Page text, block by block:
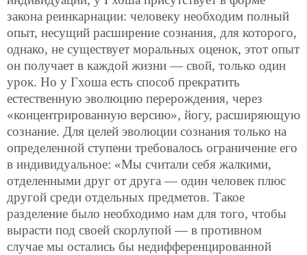
закона реинкарнации: человеку необходим полный
опыт, несущий расширение сознания, для которого,
однако, не существует моральных оценок, этот опыт
он получает в каждой жизни — свой, только один
урок. Но у Гхоша есть способ прекратить
естественную эволюцию перерождения, через
«концентрированную версию», йогу, расширяющую
сознание. Для целей эволюции сознания только на
определенной ступени требовалось ограничение его
в индивидуальное: «Мы считали себя жалкими,
отделенными друг от друга — один человек плюс
другой среди отдельных предметов. Такое
разделение было необходимо нам для того, чтобы
вырасти под своей скорлупой — в противном
случае мы остались бы недифференцированной